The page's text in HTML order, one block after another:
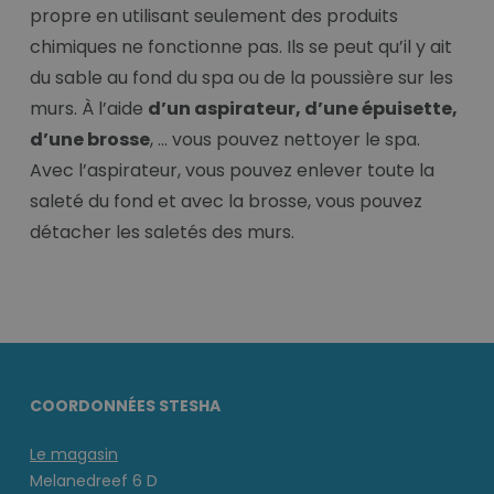
propre en utilisant seulement des produits
chimiques ne fonctionne pas. Ils se peut qu’il y ait
du sable au fond du spa ou de la poussière sur les
murs. À l’aide d’un aspirateur, d’une épuisette,
d’une brosse, … vous pouvez nettoyer le spa.
Avec l’aspirateur, vous pouvez enlever toute la
saleté du fond et avec la brosse, vous pouvez
détacher les saletés des murs.
COORDONNÉES STESHA
Le magasin
Melanedreef 6 D